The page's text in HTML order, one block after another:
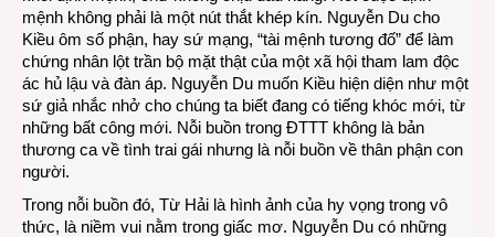
mệnh không phải là một nút thắt khép kín. Nguyễn Du cho
Kiều ôm số phận, hay sứ mạng, “tài mệnh tương đố” để làm
chứng nhân lột trần bộ mặt thật của một xã hội tham lam độc
ác hủ lậu và đàn áp. Nguyễn Du muốn Kiều hiện diện như một
sứ giả nhắc nhở cho chúng ta biết đang có tiếng khóc mới, từ
những bất công mới. Nỗi buồn trong ĐTTT không là bản
thương ca về tình trai gái nhưng là nỗi buồn về thân phận con
người.
Trong nỗi buồn đó, Từ Hải là hình ảnh của hy vọng trong vô
thức, là niềm vui nằm trong giấc mơ. Nguyễn Du có những